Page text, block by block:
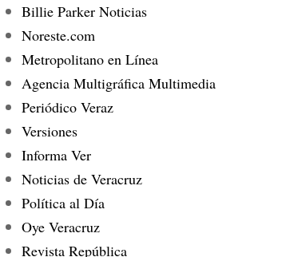
Billie Parker Noticias
Noreste.com
Metropolitano en Línea
Agencia Multigráfica Multimedia
Periódico Veraz
Versiones
Informa Ver
Noticias de Veracruz
Política al Día
Oye Veracruz
Revista República